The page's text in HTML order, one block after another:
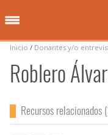
Inicio / Donantes y/o
Roblero
Recursos relacionados